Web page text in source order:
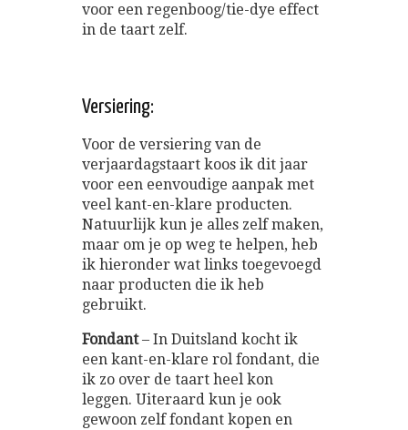
voor een regenboog/tie-dye effect
in de taart zelf.
Versiering:
Voor de versiering van de
verjaardagstaart koos ik dit jaar
voor een eenvoudige aanpak met
veel kant-en-klare producten.
Natuurlijk kun je alles zelf maken,
maar om je op weg te helpen, heb
ik hieronder wat links toegevoegd
naar producten die ik heb
gebruikt.
Fondant– In Duitsland kocht ik
een kant-en-klare rol fondant, die
ik zo over de taart heel kon
leggen. Uiteraard kun je ook
gewoon zelf fondant kopen en